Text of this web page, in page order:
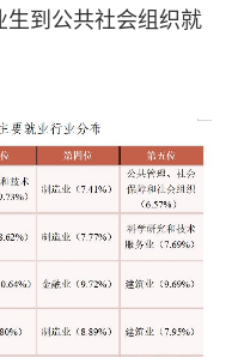
生到公共社会组织就